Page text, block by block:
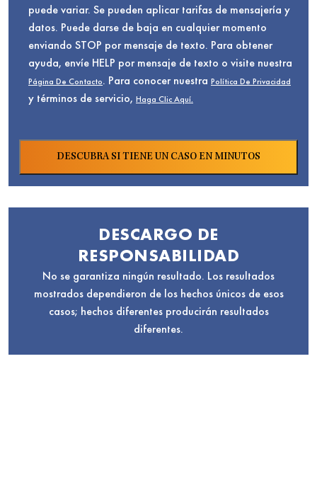
puede variar. Se pueden aplicar tarifas de mensajería y
datos. Puede darse de baja en cualquier momento
enviando STOP por mensaje de texto. Para obtener
ayuda, envíe HELP por mensaje de texto o visite nuestra
Página De Contacto. Para conocer nuestra Política De Privacidad
y términos de servicio, Haga Clic Aquí.
DESCARGO DE
RESPONSABILIDAD
No se garantiza ningún resultado. Los resultados
mostrados dependieron de los hechos únicos de esos
casos; hechos diferentes producirán resultados
diferentes.